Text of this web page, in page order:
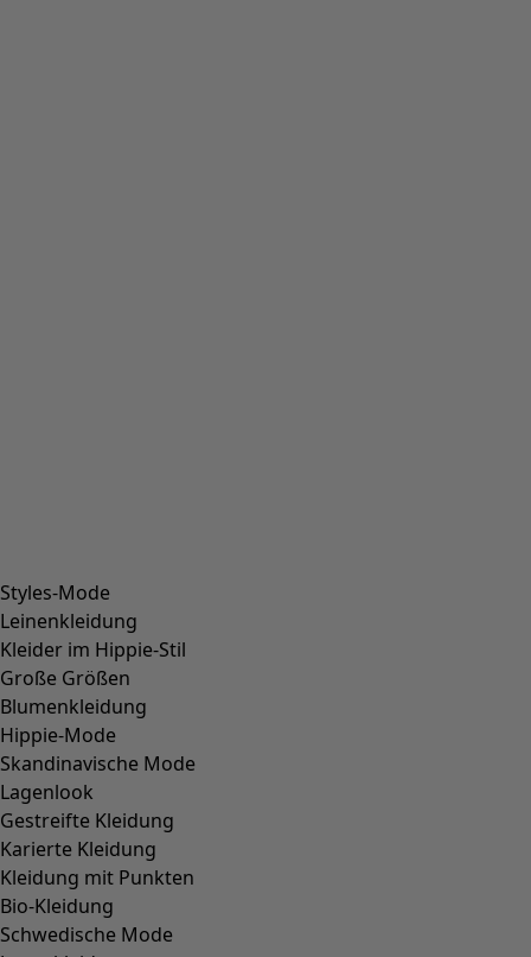
Styles-Mode
Leinenkleidung
Kleider im Hippie-Stil
Große Größen
Blumenkleidung
Hippie-Mode
Skandinavische Mode
Lagenlook
Gestreifte Kleidung
Karierte Kleidung
Kleidung mit Punkten
Bio-Kleidung
Schwedische Mode